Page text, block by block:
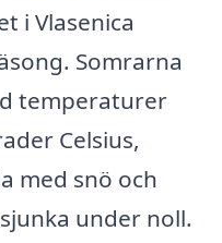
i Vlasenica
Somrarna
temperaturer
Celsius,
med snö och
under noll.